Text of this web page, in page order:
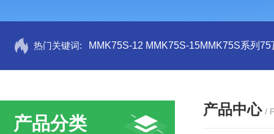
热门关键词: MMK75S-12 MMK75S-15MMK75S系列
产品分类
产品中心 /